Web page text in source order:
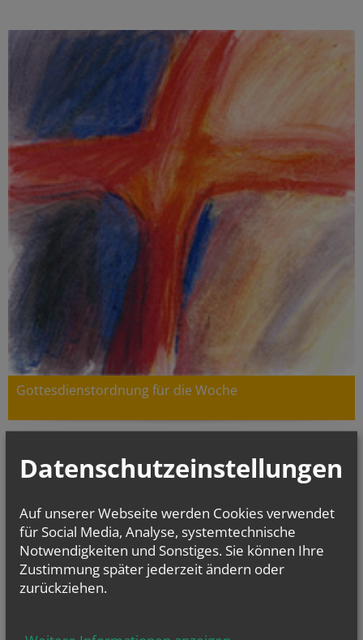
Gottesdienstordnung für die Woche
Datenschutzeinstellungen
Auf unserer Webseite werden Cookies verwendet
für Social Media, Analyse, systemtechnische
Notwendigkeiten und Sonstiges. Sie können Ihre
Zustimmung später jederzeit ändern oder
zurückziehen.